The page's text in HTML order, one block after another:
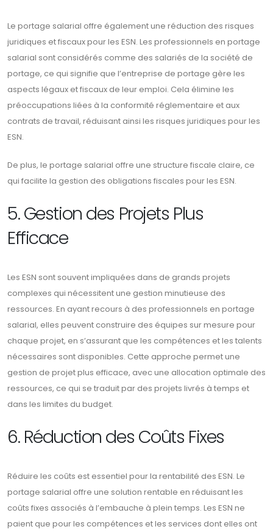
Le portage salarial offre également une réduction des risques
juridiques et fiscaux pour les ESN. Les professionnels en portage
salarial sont considérés comme des salariés de la société de
portage, ce qui signifie que l’entreprise de portage gère les
aspects légaux et fiscaux de leur emploi. Cela élimine les
préoccupations liées à la conformité réglementaire et aux
contrats de travail, réduisant ainsi les risques juridiques pour les
ESN.
De plus, le portage salarial offre une structure fiscale claire, ce
qui facilite la gestion des obligations fiscales pour les ESN.
5. Gestion des Projets Plus
Efficace
Les ESN sont souvent impliquées dans de grands projets
complexes qui nécessitent une gestion minutieuse des
ressources. En ayant recours à des professionnels en portage
salarial, elles peuvent construire des équipes sur mesure pour
chaque projet, en s’assurant que les compétences et les talents
nécessaires sont disponibles. Cette approche permet une
gestion de projet plus efficace, avec une allocation optimale des
ressources, ce qui se traduit par des projets livrés à temps et
dans les limites du budget.
6. Réduction des Coûts Fixes
Réduire les coûts est essentiel pour la rentabilité des ESN. Le
portage salarial offre une solution rentable en réduisant les
coûts fixes associés à l’embauche à plein temps. Les ESN ne
paient que pour les compétences et les services dont elles ont